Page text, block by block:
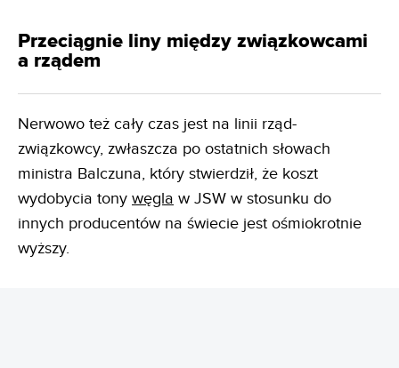
Przeciągnie liny między związkowcami
a rządem
Nerwowo też cały czas jest na linii rząd-
związkowcy, zwłaszcza po ostatnich słowach
ministra Balczuna, który stwierdził, że koszt
wydobycia tony węgla w JSW w stosunku do
innych producentów na świecie jest ośmiokrotnie
wyższy.